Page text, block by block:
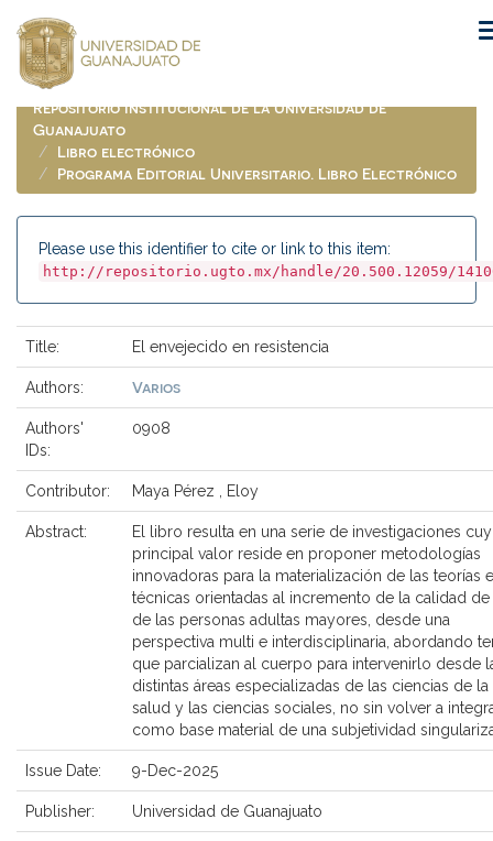
navigation
Repositorio Institucional de la Universidad de
Guanajuato
Libro electrónico
Programa Editorial Universitario. Libro Electrónico
Please use this identifier to cite or link to this item:
http://repositorio.ugto.mx/handle/20.500.12059/
Title: El envejecido en resistencia
Authors: Varios
Authors'
IDs:
0908
Contributor: Maya Pérez , Eloy
Abstract:
El libro resulta en una serie de investigaciones
principal valor reside en proponer metodologías
innovadoras para la materialización de las teorías
técnicas orientadas al incremento de la calidad de
de las personas adultas mayores, desde una
perspectiva multi e interdisciplinaria, abordando
que parcializan al cuerpo para intervenirlo desde
distintas áreas especializadas de las ciencias de la
salud y las ciencias sociales, no sin volver a
como base material de una subjetividad
Issue Date: 9-Dec-2025
Publisher: Universidad de Guanajuato